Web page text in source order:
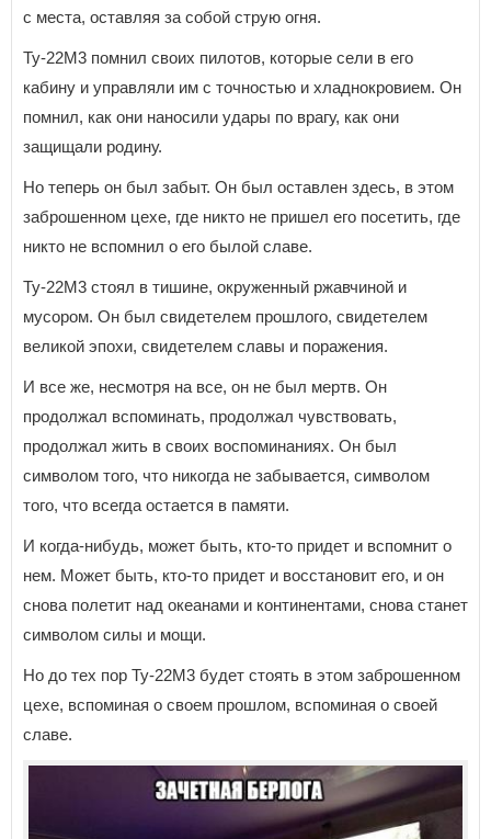
с места, оставляя за собой струю огня.
Ту-22М3 помнил своих пилотов, которые сели в его
кабину и управляли им с точностью и хладнокровием. Он
помнил, как они наносили удары по врагу, как они
защищали родину.
Но теперь он был забыт. Он был оставлен здесь, в этом
заброшенном цехе, где никто не пришел его посетить, где
никто не вспомнил о его былой славе.
Ту-22М3 стоял в тишине, окруженный ржавчиной и
мусором. Он был свидетелем прошлого, свидетелем
великой эпохи, свидетелем славы и поражения.
И все же, несмотря на все, он не был мертв. Он
продолжал вспоминать, продолжал чувствовать,
продолжал жить в своих воспоминаниях. Он был
символом того, что никогда не забывается, символом
того, что всегда остается в памяти.
И когда-нибудь, может быть, кто-то придет и вспомнит о
нем. Может быть, кто-то придет и восстановит его, и он
снова полетит над океанами и континентами, снова станет
символом силы и мощи.
Но до тех пор Ту-22М3 будет стоять в этом заброшенном
цехе, вспоминая о своем прошлом, вспоминая о своей
славе.